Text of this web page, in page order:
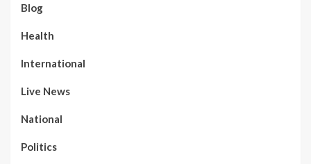
Blog
Health
International
Live News
National
Politics